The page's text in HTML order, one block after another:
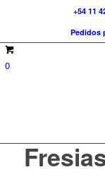
+54 11
Pedidos
0